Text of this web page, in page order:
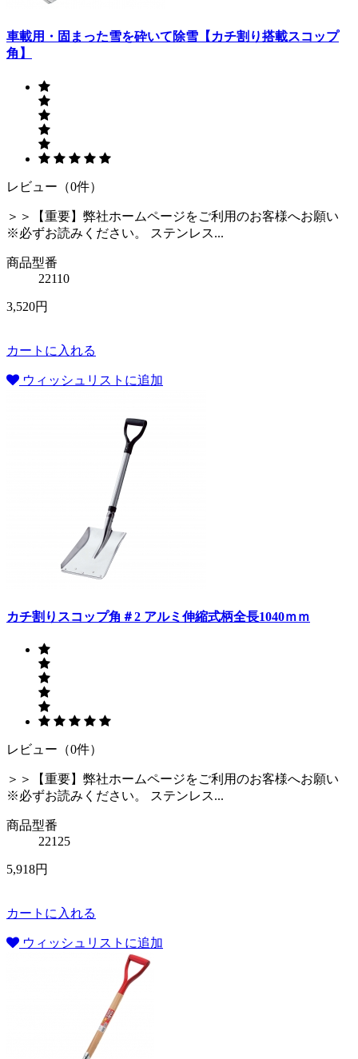
車載用・固まった雪を砕いて除雪【カチ割り搭載スコップ
角】
レビュー（0件）
＞＞【重要】弊社ホームページをご利用のお客様へお願い
※必ずお読みください。 ステンレス...
商品型番
22110
3,520円
カートに入れる
ウィッシュリストに追加
カチ割りスコップ角＃2 アルミ伸縮式柄全長1040ｍｍ
レビュー（0件）
＞＞【重要】弊社ホームページをご利用のお客様へお願い
※必ずお読みください。 ステンレス...
商品型番
22125
5,918円
カートに入れる
ウィッシュリストに追加